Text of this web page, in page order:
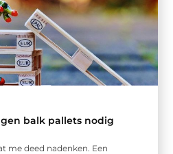
balk pallets nodig
me deed nadenken. Een